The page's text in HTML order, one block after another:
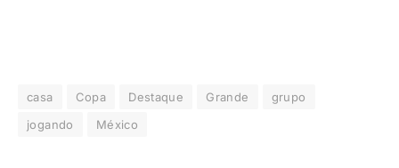
casa Copa Destaque Grande
grupo
jogando
México